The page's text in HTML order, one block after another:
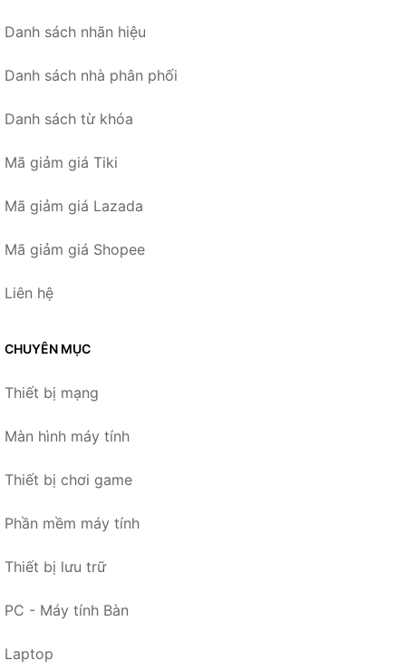
Danh sách nhãn hiệu
Danh sách nhà phân phối
Danh sách từ khóa
Mã giảm giá Tiki
Mã giảm giá Lazada
Mã giảm giá Shopee
Liên hệ
CHUYÊN MỤC
Thiết bị mạng
Màn hình máy tính
Thiết bị chơi game
Phần mềm máy tính
Thiết bị lưu trữ
PC - Máy tính Bàn
Laptop